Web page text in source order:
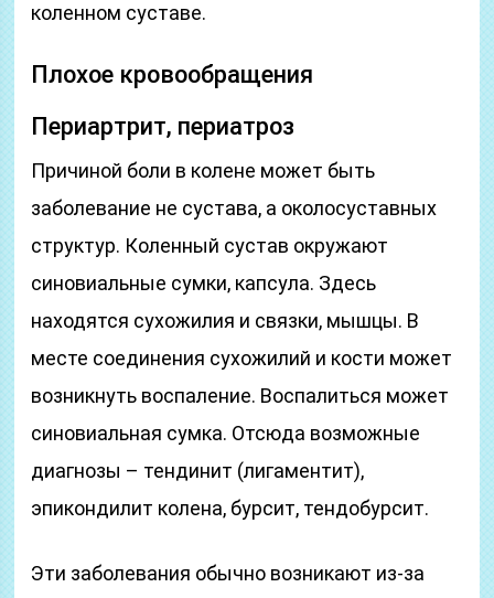
коленном суставе.
Плохое кровообращения
Периартрит, периатроз
Причиной боли в колене может быть
заболевание не сустава, а околосуставных
структур. Коленный сустав окружают
синовиальные сумки, капсула. Здесь
находятся сухожилия и связки, мышцы. В
месте соединения сухожилий и кости может
возникнуть воспаление. Воспалиться может
синовиальная сумка. Отсюда возможные
диагнозы – тендинит (лигаментит),
эпикондилит колена, бурсит, тендобурсит.
Эти заболевания обычно возникают из-за